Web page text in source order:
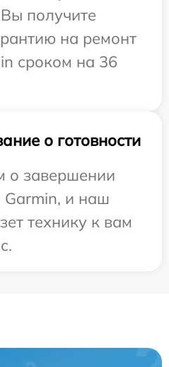
получите
на ремонт
сроком на 36
о готовности
завершении
Garmin, и наш
технику к вам